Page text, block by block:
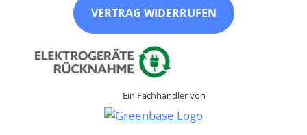
VERTRAG WIDERRUFEN
Ein Fachhändler von